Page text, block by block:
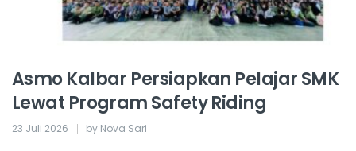
Asmo Kalbar Persiapkan Pelajar SMK
Lewat Program Safety Riding
23 Juli 2026 by Nova Sari